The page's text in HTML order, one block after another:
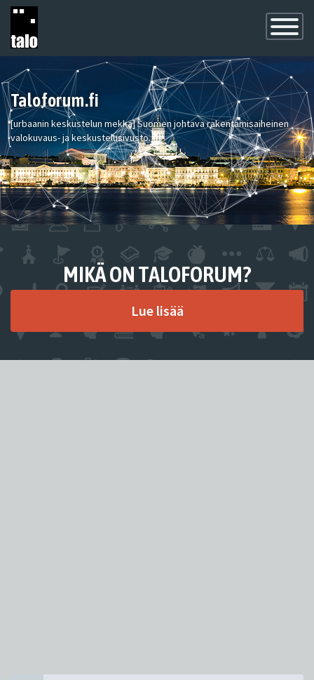
Toggle
Taloforum.fi
[urbaanin keskustelun mekka] Suomen johtava rakentamisaiheinen
valokuvaus- ja keskustelusivusto.
MIKÄ ON TALOFORUM?
Lue lisää